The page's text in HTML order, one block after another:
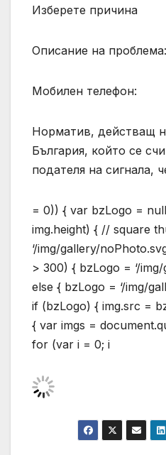
Изберете причина
Описание на проблема:
Мобилен телефон:
Норматив, действащ
България, който се
подателя на сигнала,
= 0)) { var bzLogo =
img.height) { // square
‘/img/gallery/
> 300) { bzLogo = ‘/
else { bzLogo = ‘/img/
if (bzLogo) { img.src =
{ var imgs =
for (var i = 0; i